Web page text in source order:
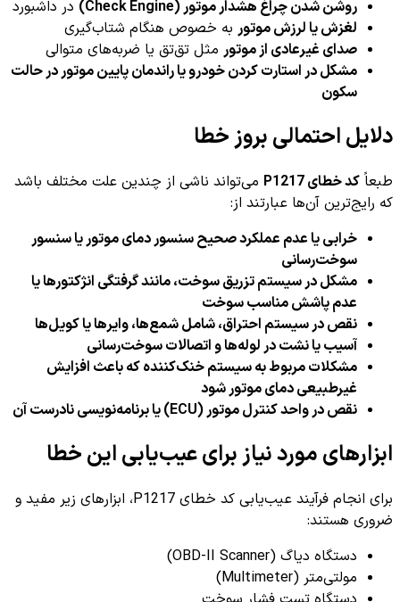
روشن شدن چراغ هشدار موتور (Check Engine)
در داشبورد
لغزش یا لرزش موتور به خصوص هنگام شتاب‌گیری
صدای غیرعادی از موتور مثل تق‌تق یا ضربه‌های متوالی
مشکل در استارت کردن خودرو یا راندمان پایین موتور در حالت
سکون
دلایل احتمالی بروز خطا
طبعاً کد خطای P1217
می‌تواند ناشی از چندین علت مختلف باشد
که رایج‌ترین آن‌ها عبارتند از:
خرابی یا عدم عملکرد صحیح سنسور دمای موتور یا سنسور
سوخت‌رسانی
مشکل در سیستم تزریق سوخت، مانند گرفتگی انژکتورها یا
عدم پاشش مناسب سوخت
نقص در سیستم احتراق، شامل شمع‌ها، وایرها یا کویل‌ها
آسیب یا نشت در لوله‌ها و اتصالات سوخت‌رسانی
مشکلات مربوط به سیستم خنک‌کننده که باعث افزایش
غیرطبیعی دمای موتور شود
نقص در واحد کنترل موتور (ECU) یا برنامه‌نویسی نادرست آن
ابزارهای مورد نیاز برای عیب‌یابی این خطا
برای انجام فرآیند عیب‌یابی کد خطای P1217، ابزارهای زیر مفید و
ضروری هستند:
دستگاه دیاگ (OBD-II Scanner)
مولتی‌متر (Multimeter)